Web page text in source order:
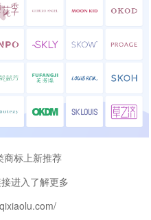
商标上新推荐
进入了解更多